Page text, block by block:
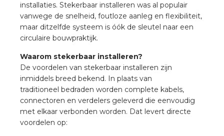
installaties. Stekerbaar installeren was al populair
vanwege de snelheid, foutloze aanleg en flexibiliteit,
maar ditzelfde systeem is óók de sleutel naar een
circulaire bouwpraktijk.
Waarom stekerbaar installeren?
De voordelen van stekerbaar installeren zijn
inmiddels breed bekend. In plaats van
traditioneel bedraden worden complete kabels,
connectoren en verdelers geleverd die eenvoudig
met elkaar verbonden worden. Dat levert directe
voordelen op:
installeren
installeren
installeren in beton
installeren in de tuinbouw
stekerbare vlakkabel